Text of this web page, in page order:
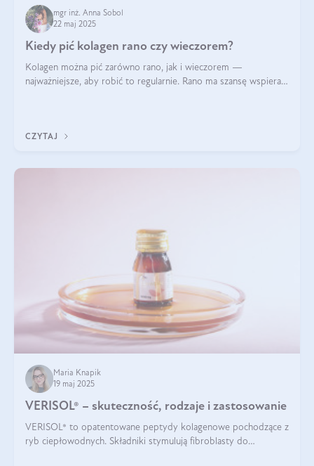
mgr inż. Anna Sobol
22 maj 2025
Kiedy pić kolagen rano czy wieczorem?
Kolagen można pić zarówno rano, jak i wieczorem —
najważniejsze, aby robić to regularnie. Rano ma szansę wspierać
CZYTAJ
Maria Knapik
19 maj 2025
VERISOL® – skuteczność, rodzaje i zastosowanie
VERISOL® to opatentowane peptydy kolagenowe pochodzące z
ryb ciepłowodnych. Składniki stymulują fibroblasty do